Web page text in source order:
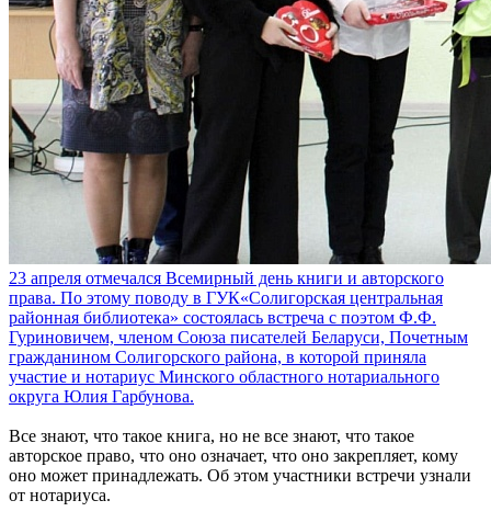
23 апреля отмечался Всемирный день книги и авторского
права. По этому поводу в ГУК«Солигорская центральная
районная библиотека» состоялась встреча с поэтом Ф.Ф.
Гуриновичем, членом Союза писателей Беларуси, Почетным
гражданином Солигорского района, в которой приняла
участие и нотариус Минского областного нотариального
округа Юлия Гарбунова.
Все знают, что такое книга, но не все знают, что такое
авторское право, что оно означает, что оно закрепляет, кому
оно может принадлежать. Об этом участники встречи узнали
от нотариуса.